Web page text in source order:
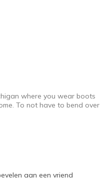
width
Wearing
where you wear boots
To not have to bend over
aan een vriend